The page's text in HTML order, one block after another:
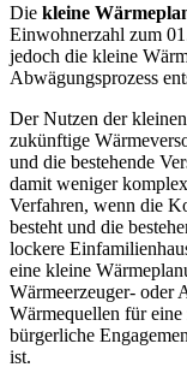
Die kleine
Einwohnerzahl zum
jedoch die kleine
Abwägungsprozess
Der Nutzen der
zukünftige
und die bestehende
damit weniger
Verfahren, wenn die
besteht und die
lockere
eine kleine
Wärmeerzeuger- oder
Wärmequellen für eine
bürgerliche
ist.